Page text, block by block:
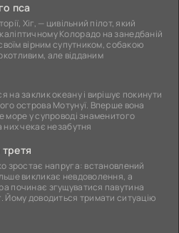
пса
Хіг, — цивільний пілот, який
Колорадо на занедбаній
вірним супутником, собакою
але відданим
на заклик океану і вирішує покинути
острова Мотунуї. Вперше вона
море у супроводі знаменитого
них чекає незабутня
зростає напруга: встановлений
викликає невдоволення, а
починає згущуватися павутина
Йому доводиться тримати ситуацію